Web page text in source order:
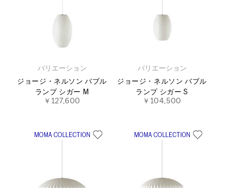
バリエーション
ジョージ・ネルソン バブル
ランプ シガー M
￥127,600
バリエーション
ジョージ・ネルソン バブル
ランプ シガー S
￥104,500